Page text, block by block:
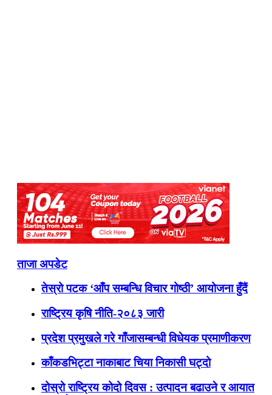
ताजा अपडेट
तेस्रो पटक ‘आँप सम्बन्धि विचार गोष्ठी’ आयोजना हुँदैं
राष्ट्रिय कृषि नीति-२०८३ जारी
प्रदेश प्रमुखले गरे गाँजासम्बन्धी विधेयक प्रमाणीकरण
काँकडभिट्टा नाकाबाट चिया निकासी घट्दो
दोस्रो राष्ट्रिय कोदो दिवस : उत्पादन बढाउने र आयात